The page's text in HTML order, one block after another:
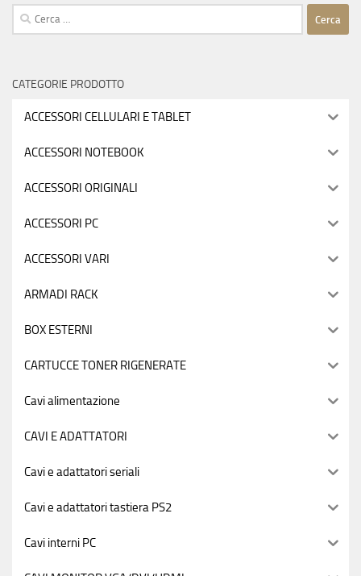
Ricerca
per:
CATEGORIE PRODOTTO
ACCESSORI CELLULARI E TABLET
ACCESSORI NOTEBOOK
ACCESSORI ORIGINALI
ACCESSORI PC
ACCESSORI VARI
ARMADI RACK
BOX ESTERNI
CARTUCCE TONER RIGENERATE
Cavi alimentazione
CAVI E ADATTATORI
Cavi e adattatori seriali
Cavi e adattatori tastiera PS2
Cavi interni PC